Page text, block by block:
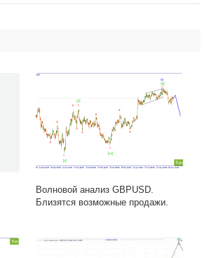
Волновой анализ GBPUSD.
Близятся возможные продажи.